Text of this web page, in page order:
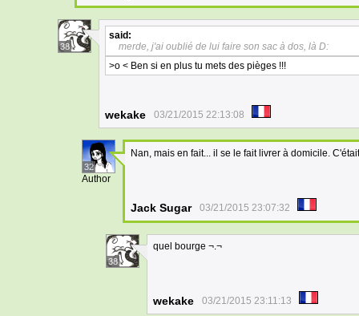
38
said:
merde, j'ai oublié de lui faire son sac à dos, là D:
>o < Ben si en plus tu mets des pièges !!!
wekake 03/21/2015 22:13:08
32
Author
Nan, mais en fait... il se le fait livrer à domicile.
Jack Sugar 03/21/2015 23:07:32
38
quel bourge ¬.¬
wekake 03/21/2015 23:11:13